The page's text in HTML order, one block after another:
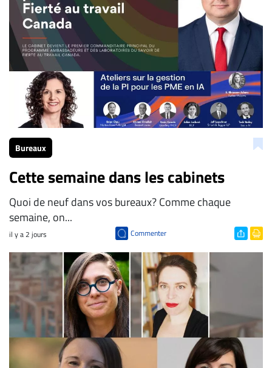
Bureaux
Cette semaine dans les cabinets
Quoi de neuf dans vos bureaux? Comme chaque
semaine, on...
il y a 2 jours Commenter